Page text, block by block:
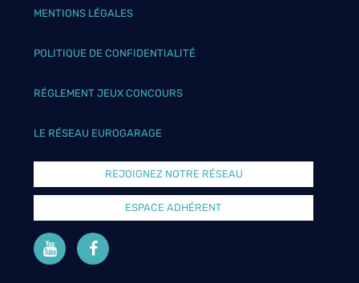
MENTIONS LÉGALES
POLITIQUE DE CONFIDENTIALITÉ
RÉGLEMENT JEUX CONCOURS
LE RÉSEAU EUROGARAGE
REJOIGNEZ NOTRE RÉSEAU
ESPACE ADHÉRENT